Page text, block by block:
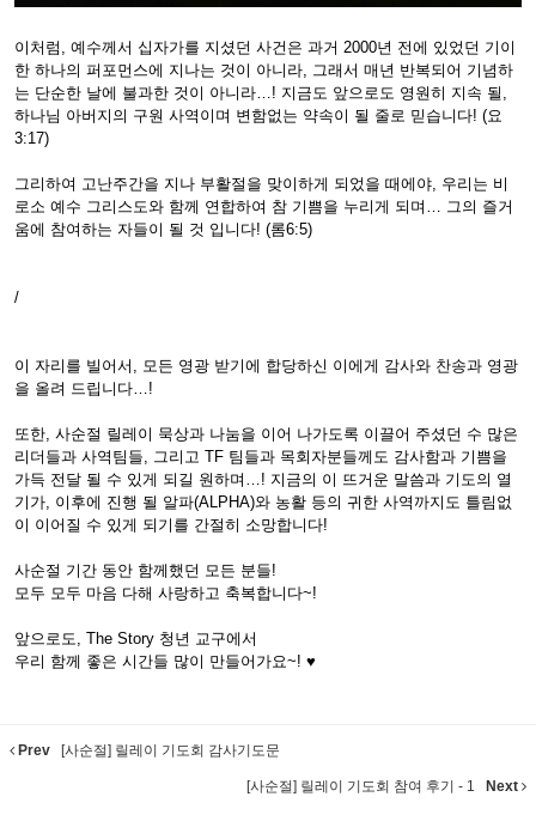
이처럼, 예수께서 십자가를 지셨던 사건은 과거 2000년 전에 있었던 기이
한 하나의 퍼포먼스에 지나는 것이 아니라, 그래서 매년 반복되어 기념하
는 단순한 날에 불과한 것이 아니라…! 지금도 앞으로도 영원히 지속 될,
하나님 아버지의 구원 사역이며 변함없는 약속이 될 줄로 믿습니다! (요
3:17)
그리하여 고난주간을 지나 부활절을 맞이하게 되었을 때에야, 우리는 비
로소 예수 그리스도와 함께 연합하여 참 기쁨을 누리게 되며… 그의 즐거
움에 참여하는 자들이 될 것 입니다! (롬6:5)
/
이 자리를 빌어서, 모든 영광 받기에 합당하신 이에게 감사와 찬송과 영광
을 올려 드립니다…!
또한, 사순절 릴레이 묵상과 나눔을 이어 나가도록 이끌어 주셨던 수 많은
리더들과 사역팀들, 그리고 TF 팀들과 목회자분들께도 감사함과 기쁨을
가득 전달 될 수 있게 되길 원하며…! 지금의 이 뜨거운 말씀과 기도의 열
기가, 이후에 진행 될 알파(ALPHA)와 농활 등의 귀한 사역까지도 틀림없
이 이어질 수 있게 되기를 간절히 소망합니다!
사순절 기간 동안 함께했던 모든 분들!
모두 모두 마음 다해 사랑하고 축복합니다~!
앞으로도, The Story 청년 교구에서
우리 함께 좋은 시간들 많이 만들어가요~! ♥
Prev [사순절] 릴레이 기도회 감사기도문
[사순절] 릴레이 기도회 참여 후기 - 1 Next